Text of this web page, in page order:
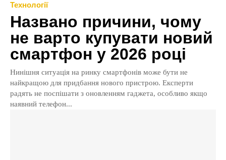
Технології
Названо причини, чому
не варто купувати новий
смартфон у 2026 році
Нинішня ситуація на ринку смартфонів може бути не
найкращою для придбання нового пристрою. Експерти
радять не поспішати з оновленням гаджета, особливо якщо
наявний телефон...